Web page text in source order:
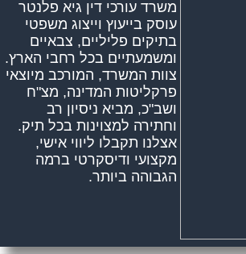
משרד עורכי דין גיא פלנטר
עוסק בייעוץ וייצוג משפטי
בתיקים פליליים, צבאיים
ומשמעתיים בכל רחבי הארץ.
צוות המשרד, המורכב מיוצאי
פרקליטות המדינה, מצ"ח
ושב"כ, מביא ניסיון רב
וחתירה למצוינות בכל תיק.
אצלנו תקבלו ליווי אישי,
מקצועי ודיסקרטי ברמה
הגבוהה ביותר.